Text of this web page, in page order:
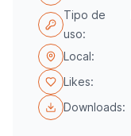
Tipo de
uso:
Local:
Likes:
Downloads: